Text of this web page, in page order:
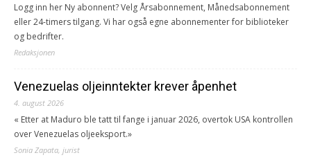
Logg inn her Ny abonnent? Velg Årsabonnement, Månedsabonnement
eller 24-timers tilgang. Vi har også egne abonnementer for biblioteker
og bedrifter.
Redaksjonen
Venezuelas oljeinntekter krever åpenhet
4. august 2026
« Etter at Maduro ble tatt til fange i januar 2026, overtok USA kontrollen
over Venezuelas oljeeksport.»
Sonia Zapata, jurist